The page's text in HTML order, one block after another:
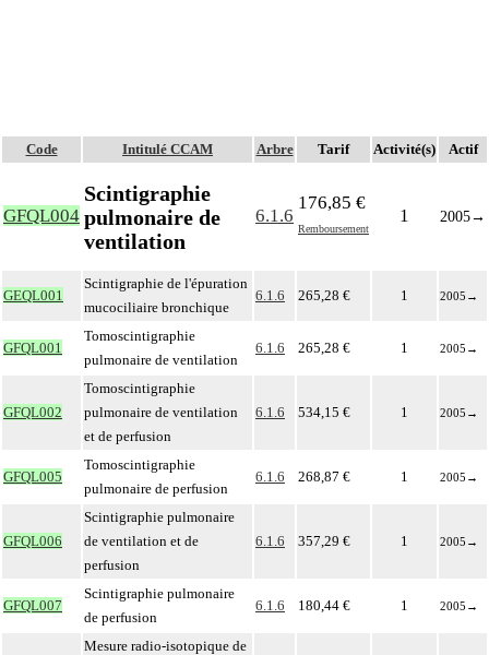
Code Intitulé CCAM Arbre Tarif Activité(s) Actif
GFQL004
Scintigraphie
pulmonaire de
ventilation
6.1.6
176,85 €
Remboursement
1 2005→
GEQL001
Scintigraphie de l'épuration
mucociliaire bronchique
6.1.6 265,28 € 1 2005 →
GFQL001
Tomoscintigraphie
pulmonaire de ventilation
6.1.6 265,28 € 1 2005 →
GFQL002
Tomoscintigraphie
pulmonaire de ventilation
et de perfusion
6.1.6 534,15 € 1 2005 →
GFQL005
Tomoscintigraphie
pulmonaire de perfusion
6.1.6 268,87 € 1 2005 →
GFQL006
Scintigraphie pulmonaire
de ventilation et de
perfusion
6.1.6 357,29 € 1 2005 →
GFQL007
Scintigraphie pulmonaire
de perfusion
6.1.6 180,44 € 1 2005 →
Mesure radio-isotopique de